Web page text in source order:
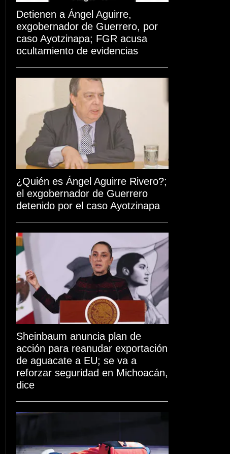
Detienen a Ángel Aguirre,
exgobernador de Guerrero, por
caso Ayotzinapa; FGR acusa
ocultamiento de evidencias
¿Quién es Ángel Aguirre Rivero?;
el exgobernador de Guerrero
detenido por el caso Ayotzinapa
Sheinbaum anuncia plan de
acción para reanudar exportación
de aguacate a EU; se va a
reforzar seguridad en Michoacán,
dice